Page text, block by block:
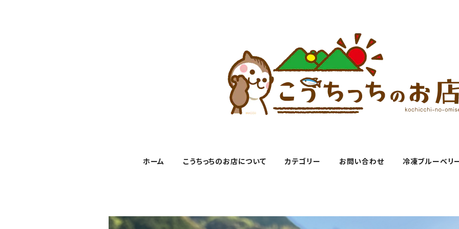
ホーム こうちっちのお店について カテゴリー お問い合わせ 冷凍ブルーベリ